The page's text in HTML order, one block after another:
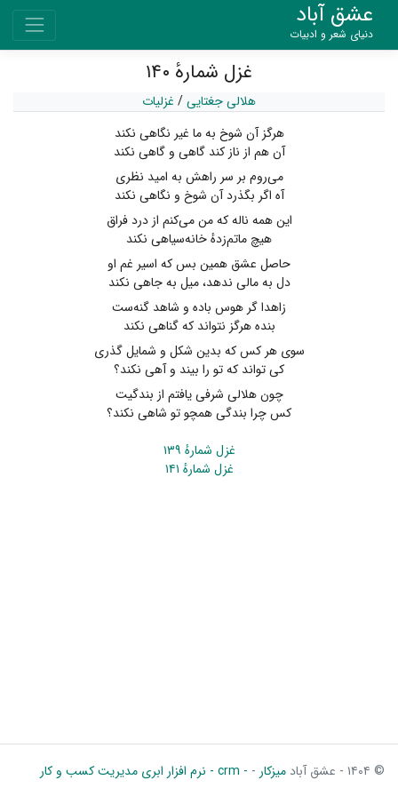
عشق آباد
دنیای شعر و ادبیات
غزل شمارهٔ ۱۴۰
هلالی جغتایی/ غزلیات
هرگز آن شوخ به ما غیر نگاهی نکند
آن هم از ناز کند گاهی و گاهی نکند
می‌روم بر سر راهش به امید نظری
آه اگر بگذرد آن شوخ و نگاهی نکند
این همه ناله که من می‌کنم از درد فراق
هیچ ماتم‌زدهٔ خانه‌سیاهی نکند
حاصل عشق همین بس که اسیر غم او
دل به مالی ندهد، میل به جاهی نکند
زاهدا گر هوس باده و شاهد گنه‌ست
بنده هرگز نتواند که گناهی نکند
سوی هر کس که بدین شکل و شمایل گذری
کی تواند که تو را بیند و آهی نکند؟
چون هلالی شرفی یافتم از بندگیت
کس چرا بندگی همچو تو شاهی نکند؟
غزل شمارهٔ ۱۳۹
غزل شمارهٔ ۱۴۱
© ۱۴۰۴ - عشق آباد میزکار - - crm - نرم افزار ابری مدیریت کسب و کار